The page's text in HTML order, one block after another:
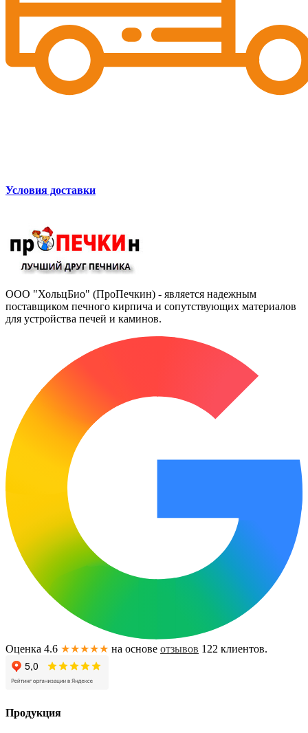
Условия доставки
ООО "ХольцБио" (ПроПечкин) - является надежным
поставщиком печного кирпича и сопутствующих материалов
для устройства печей и каминов.
Оценка 4.6 ★★★★★ на основе отзывов 122 клиентов.
Продукция